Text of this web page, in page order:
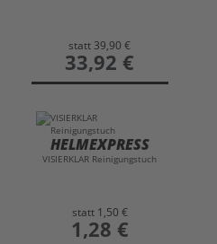
statt 39,90 €
preis
33,92 €
HELMEXPRESS
VISIERKLAR Reinigungstuch
statt 1,50 €
preis
1,28 €